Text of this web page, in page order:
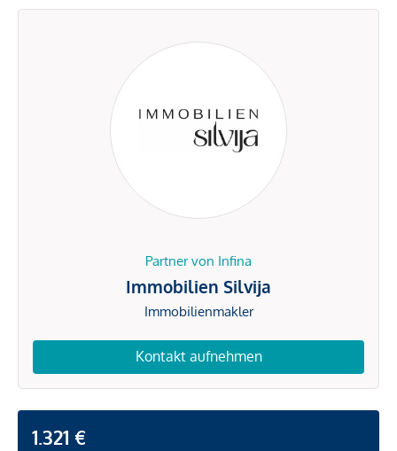
Partner von Infina
Immobilien Silvija
Immobilienmakler
Kontakt aufnehmen
1.321 €